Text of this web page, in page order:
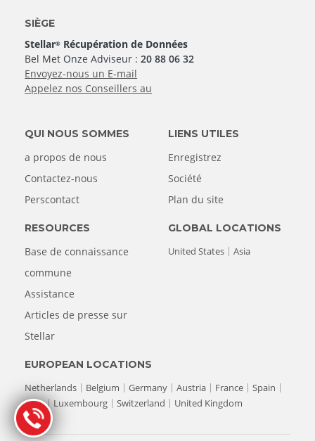
SIÈGE
Stellar® Récupération de Données
Bel Met Onze Adviseur :20 88 06 32
Envoyez-nous un E-mail
Appelez nos Conseillers au
QUI NOUS SOMMES
a propos de nous
Contactez-nous
Perscontact
LIENS UTILES
Enregistrez
Société
Plan du site
RESOURCES
Base de connaissance
commune
Assistance
Articles de presse sur
Stellar
EUROPEAN LOCATIONS
Netherlands
Belgium Germany Austria France
Spain
Italy
Luxembourg Switzerland United Kingdom
GLOBAL LOCATIONS
United States
Asia